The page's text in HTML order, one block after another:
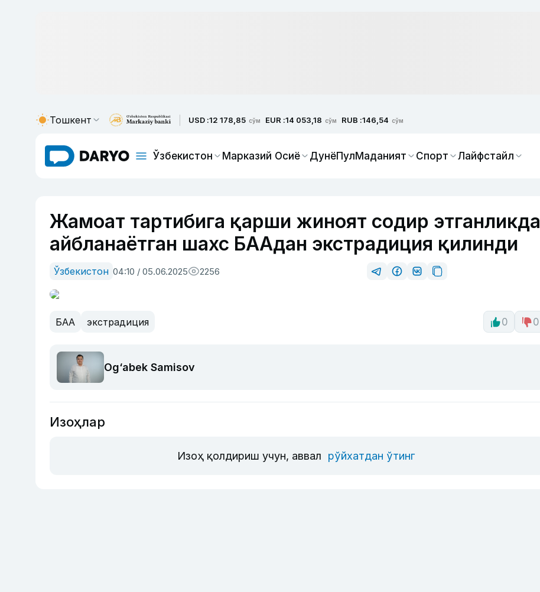
Тошкент USD :12 178,85 сўм EUR :14 053,18 сўм RUB :146,54 сўм
Ўзбекистон Марказий Осиё ДунёПулМаданият Спорт Лайфстайл
Жамоат тартибига қарши жиноят содир этганликда
айбланаётган шахс БААдан экстрадиция қилинди
Ўзбекистон 04:10 / 05.06.2025 2256
БАА экстрадиция 0 0
Og‘abek Samisov
Изоҳлар
Изоҳ қолдириш учун, аввал рўйхатдан ўтинг